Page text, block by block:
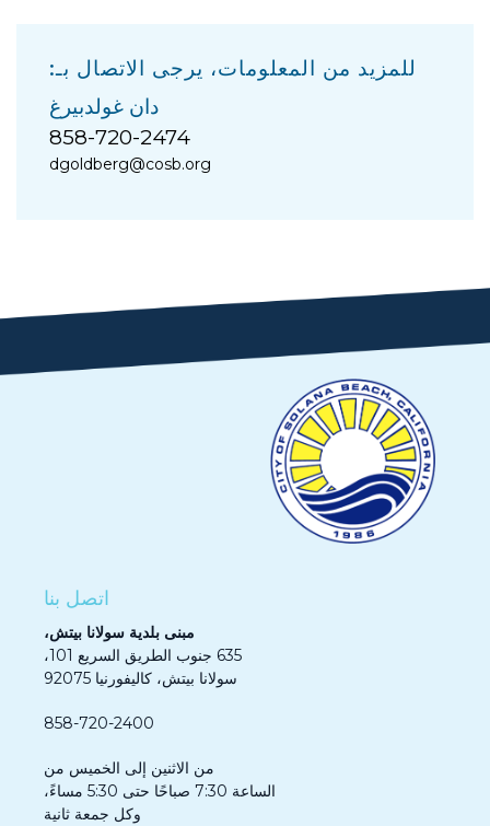
للمزيد من المعلومات، يرجى الاتصال بـ:
دان غولدبيرغ
858-720-2474
dgoldberg@cosb.org
اتصل بنا
مبنى بلدية سولانا بيتش،
635 جنوب الطريق السريع 101،
سولانا بيتش، كاليفورنيا 92075
858-720-2400
من الاثنين إلى الخميس من
الساعة 7:30 صباحًا حتى 5:30 مساءً،
وكل جمعة ثانية